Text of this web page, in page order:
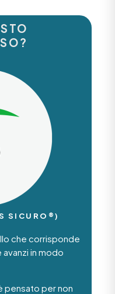
SICURO®)
che corrisponde
in modo
pensato per non